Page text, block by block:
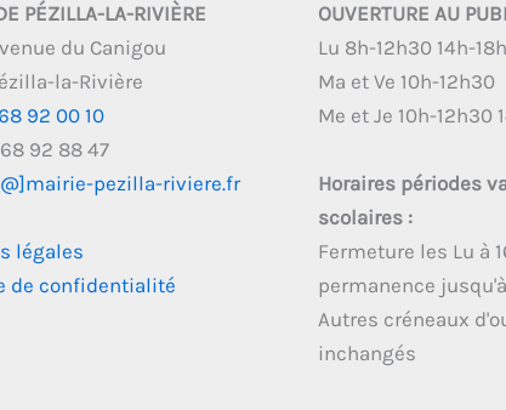
PÉZILLA-LA-RIVIÈRE
du Canigou
la-Rivière
92 00 10
92 88 47
pezilla-riviere.fr
légales
de confidentialité
OUVERTURE AU
Lu 8h-12h30 14h-
Ma et Ve 10h-12h30
Me et Je 10h-12h30
Horaires périodes
scolaires :
Fermeture les Lu à
permanence
Autres créneaux
inchangés